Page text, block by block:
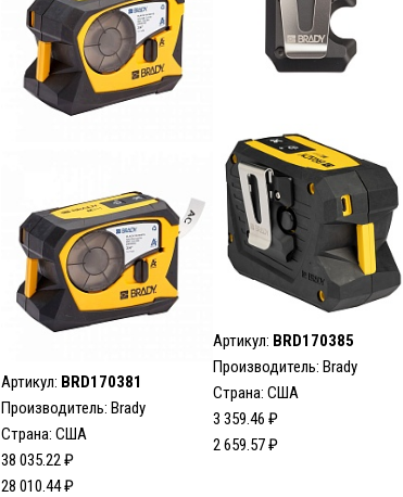
Артикул: BRD170381
Производитель: Brady
Страна: США
38 035.22 ₽
28 010.44 ₽
Артикул: BRD170385
Производитель: Brady
Страна: США
3 359.46 ₽
2 659.57 ₽